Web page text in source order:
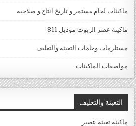
ماكينات لحام مستمر و تاريخ انتاج و صلاحيه
ماكينة عصر الزيوت موديل 811
مستلزمات وخامات التعبئة والتغليف
مواصفات الماكينات
التعبئة والتغليف
ماكينة تعبئة عصير